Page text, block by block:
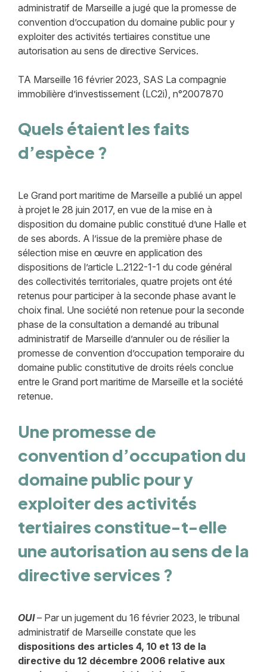
administratif de Marseille a jugé que la promesse de
convention d’occupation du domaine public pour y
exploiter des activités tertiaires constitue une
autorisation au sens de directive Services.
TA Marseille 16 février 2023, SAS La compagnie
immobilière d’investissement (LC2i), n°2007870
Quels étaient les faits
d’espèce ?
Le Grand port maritime de Marseille a publié un appel
à projet le 28 juin 2017, en vue de la mise en à
disposition du domaine public constitué d’une Halle et
de ses abords. A l’issue de la première phase de
sélection mise en œuvre en application des
dispositions de l’article L.2122-1-1 du code général
des collectivités territoriales, quatre projets ont été
retenus pour participer à la seconde phase avant le
choix final. Une société non retenue pour la seconde
phase de la consultation a demandé au tribunal
administratif de Marseille d’annuler ou de résilier la
promesse de convention d’occupation temporaire du
domaine public constitutive de droits réels conclue
entre le Grand port maritime de Marseille et la société
retenue.
Une promesse de
convention d’occupation du
domaine public pour y
exploiter des activités
tertiaires constitue-t-elle
une autorisation au sens de la
directive services ?
OUI– Par un jugement du 16 février 2023, le tribunal
administratif de Marseille constate que les
dispositions des articles 4, 10 et 13 de la
directive du 12 décembre 2006 relative aux